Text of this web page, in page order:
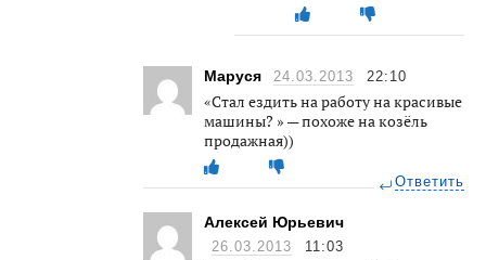
Маруся 24.03.2013 22:10
«Стал ездить на работу на красивые
машины? » — похоже на козёль
продажная))
Ответить
Алексей Юрьевич
26.03.2013 11:03